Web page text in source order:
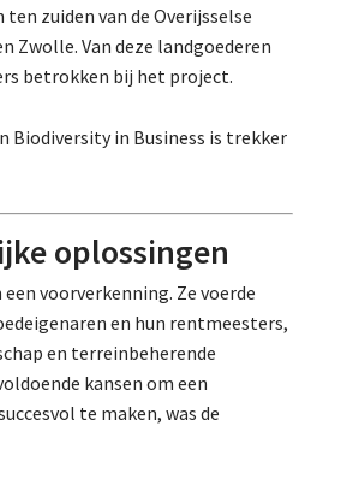
zuiden van de Overijsselse
Zwolle. Van deze landgoederen
betrokken bij het project.
Biodiversity in Business is trekker
oplossingen
een voorverkenning. Ze voerde
en hun rentmeesters,
en terreinbeherende
kansen om een
te maken, was de